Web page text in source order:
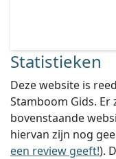
Statistieken
Deze website is
Stamboom Gids. Er
bovenstaande
hiervan zijn nog
een review geeft!).